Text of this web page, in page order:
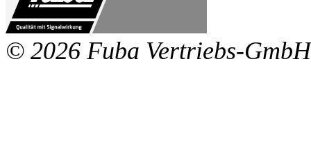
© 2026 Fuba Vertriebs-GmbH